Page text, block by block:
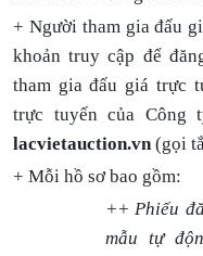
+ Người tham gia đấu
khoản truy cập để
tham gia đấu giá trực
trực tuyến của
lacvietauction.vn(gọi
+ Mỗi hồ sơ bao gồm:
++ Phiếu
mẫu tự